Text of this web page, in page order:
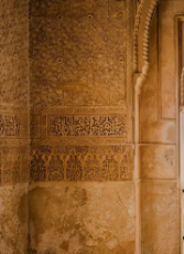
Zzp'ers
PEO
Ingewikkelde
Remote
HR naadloos
GROEIFASE
Start-ups
Flexibele
bedrijven
Mid-market
Teams
Ontdek valuta-
internationale
LEREN MET
Onderzoek en
Casestudy's
Nederlands
Français
Deutsch
Español